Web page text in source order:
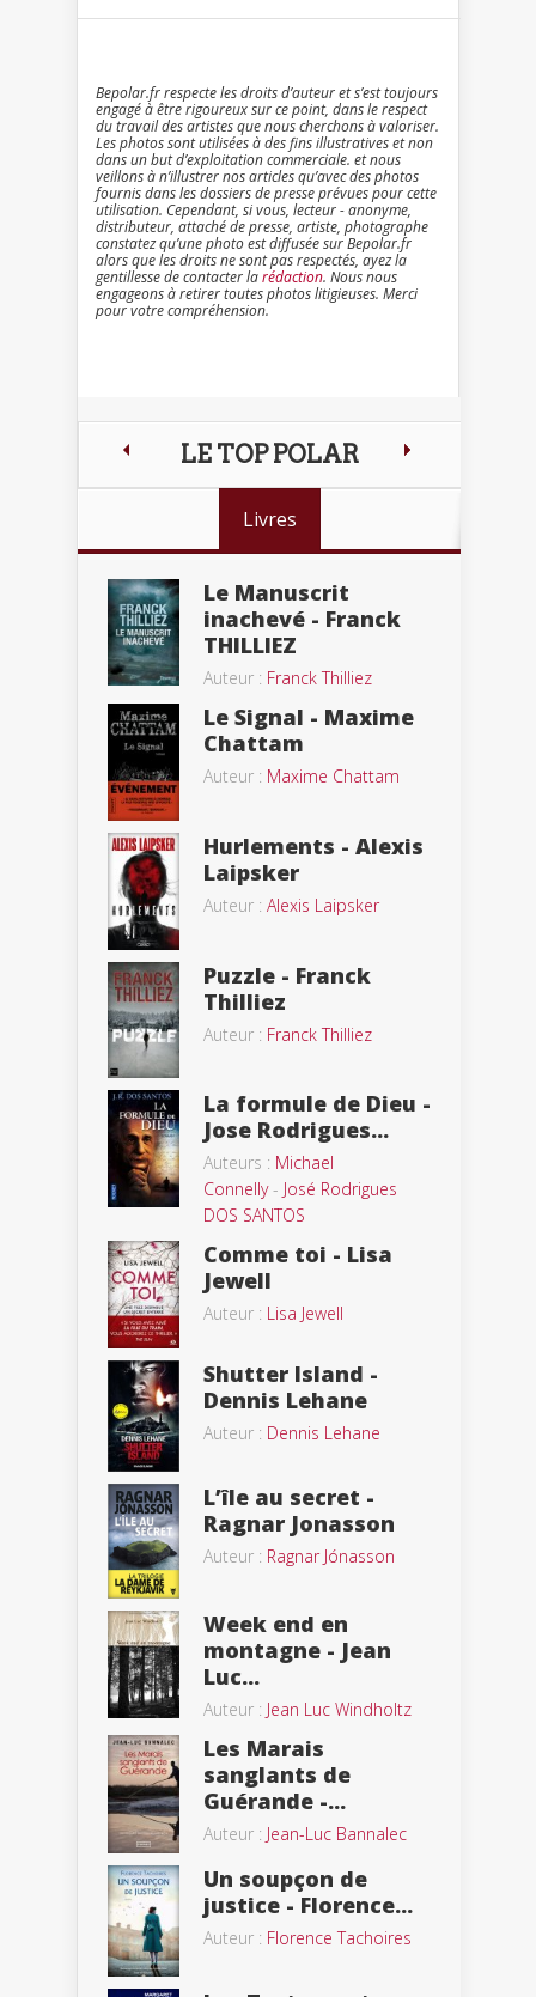
Bepolar.fr respecte les droits d’auteur et s’est toujours
engagé à être rigoureux sur ce point, dans le respect
du travail des artistes que nous cherchons à valoriser.
Les photos sont utilisées à des fins illustratives et non
dans un but d’exploitation commerciale. et nous
veillons à n’illustrer nos articles qu’avec des photos
fournis dans les dossiers de presse prévues pour cette
utilisation. Cependant, si vous, lecteur - anonyme,
distributeur, attaché de presse, artiste, photographe
constatez qu’une photo est diffusée sur Bepolar.fr
alors que les droits ne sont pas respectés, ayez la
gentillesse de contacter larédaction. Nous nous
engageons à retirer toutes photos litigieuses. Merci
pour votre compréhension.
LE TOP POLAR
Livres
Le Manuscrit
inachevé - Franck
THILLIEZ
Auteur : Franck Thilliez
Le Signal - Maxime
Chattam
Auteur : Maxime Chattam
Hurlements - Alexis
Laipsker
Auteur : Alexis Laipsker
Puzzle - Franck
Thilliez
Auteur : Franck Thilliez
La formule de Dieu -
Jose Rodrigues...
Auteurs : Michael
Connelly- José Rodrigues
DOS SANTOS
Comme toi - Lisa
Jewell
Auteur : Lisa Jewell
Shutter Island -
Dennis Lehane
Auteur : Dennis Lehane
L’île au secret -
Ragnar Jonasson
Auteur : Ragnar Jónasson
Week end en
montagne - Jean
Luc...
Auteur : Jean Luc Windholtz
Les Marais
sanglants de
Guérande -...
Auteur : Jean-Luc Bannalec
Un soupçon de
justice - Florence...
Auteur : Florence Tachoires